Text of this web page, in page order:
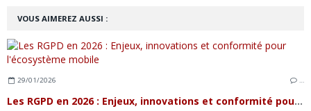
VOUS AIMEREZ AUSSI :
29/01/2026 …
Les RGPD en 2026 : Enjeux, innovations et conformité pour l'écosystème mobile